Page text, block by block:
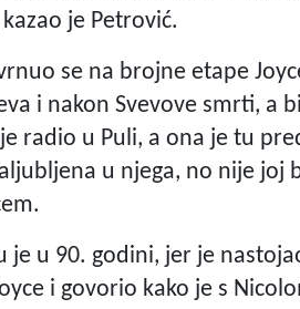
je Petrović.
se na brojne etape
i nakon Svevove smrti, a
radio u Puli, a ona je tu
u njega, no nije joj
je u 90. godini, jer je
i govorio kako je s